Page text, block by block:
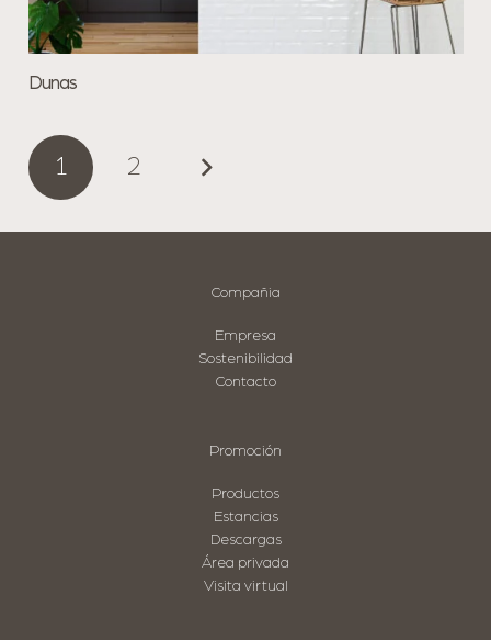
Dunas
1 2
Compañia
Empresa
Sostenibilidad
Contacto
Promoción
Productos
Estancias
Descargas
Área privada
Visita virtual